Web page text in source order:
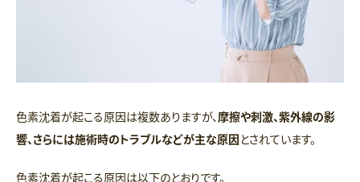
色素沈着が起こる原因は複数ありますが、 摩擦や刺激、紫外線の影
響、さらには施術時のトラブルなどが主な原因とされています。
色素沈着が起こる原因は以下のとおりです。